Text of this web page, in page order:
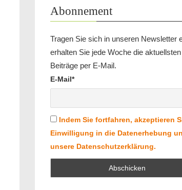
Abonnement
Tragen Sie sich in unseren Newsletter
erhalten Sie jede Woche die aktuellsten
Beiträge per E-Mail.
E-Mail*
Indem Sie fortfahren, akzeptieren
Einwilligung in die Datenerhebung
unsere Datenschutzerklärung.